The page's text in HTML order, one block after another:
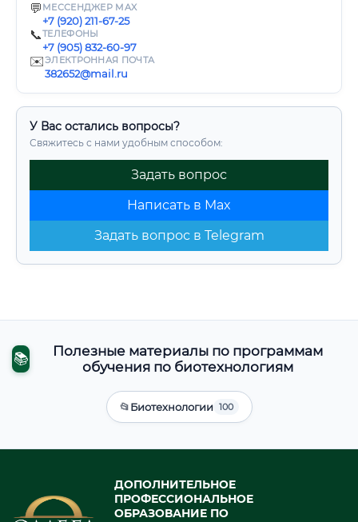
💬 МЕССЕНДЖЕР MAX
+7 (920) 211-67-25
📞ТЕЛЕФОНЫ
+7 (905) 832-60-97
✉️ЭЛЕКТРОННАЯ ПОЧТА
382652@mail.ru
У Вас остались вопросы?
Свяжитесь с нами удобным способом:
Задать вопрос
Написать в Max
Задать вопрос в Telegram
📚
Полезные материалы по программам
обучения по биотехнологиям
📂Биотехнологии 100
ДОПОЛНИТЕЛЬНОЕ
ПРОФЕССИОНАЛЬНОЕ
ОБРАЗОВАНИЕ ПО